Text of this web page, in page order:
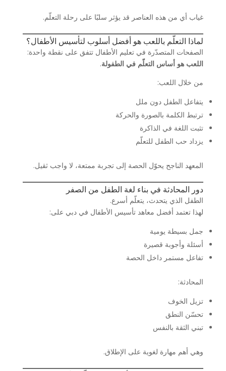
غياب أي من هذه العناصر قد يؤثر سلبًا على رحلة التعلّم.
لماذا التعلّم باللعب هو أفضل أسلوب لتأسيس الأطفال؟
الصفحات المتصدّرة في تعليم الأطفال تتفق على نقطة واحدة:
اللعب هو أساس التعلّم في الطفولة.
من خلال اللعب:
يتفاعل الطفل دون ملل
ترتبط الكلمة بالصورة والحركة
تثبت اللغة في الذاكرة
يزداد حب الطفل للتعلّم
المعهد الناجح يحوّل الحصة إلى تجربة ممتعة، لا واجب ثقيل.
دور المحادثة في بناء لغة الطفل من الصفر
الطفل الذي يتحدث، يتعلّم أسرع.
لهذا تعتمد أفضل معاهد تأسيس الأطفال في دبي على:
جمل بسيطة يومية
أسئلة وأجوبة قصيرة
تفاعل مستمر داخل الحصة
المحادثة:
تزيل الخوف
تحسّن النطق
تبني الثقة بالنفس
وهي أهم مهارة لغوية على الإطلاق.